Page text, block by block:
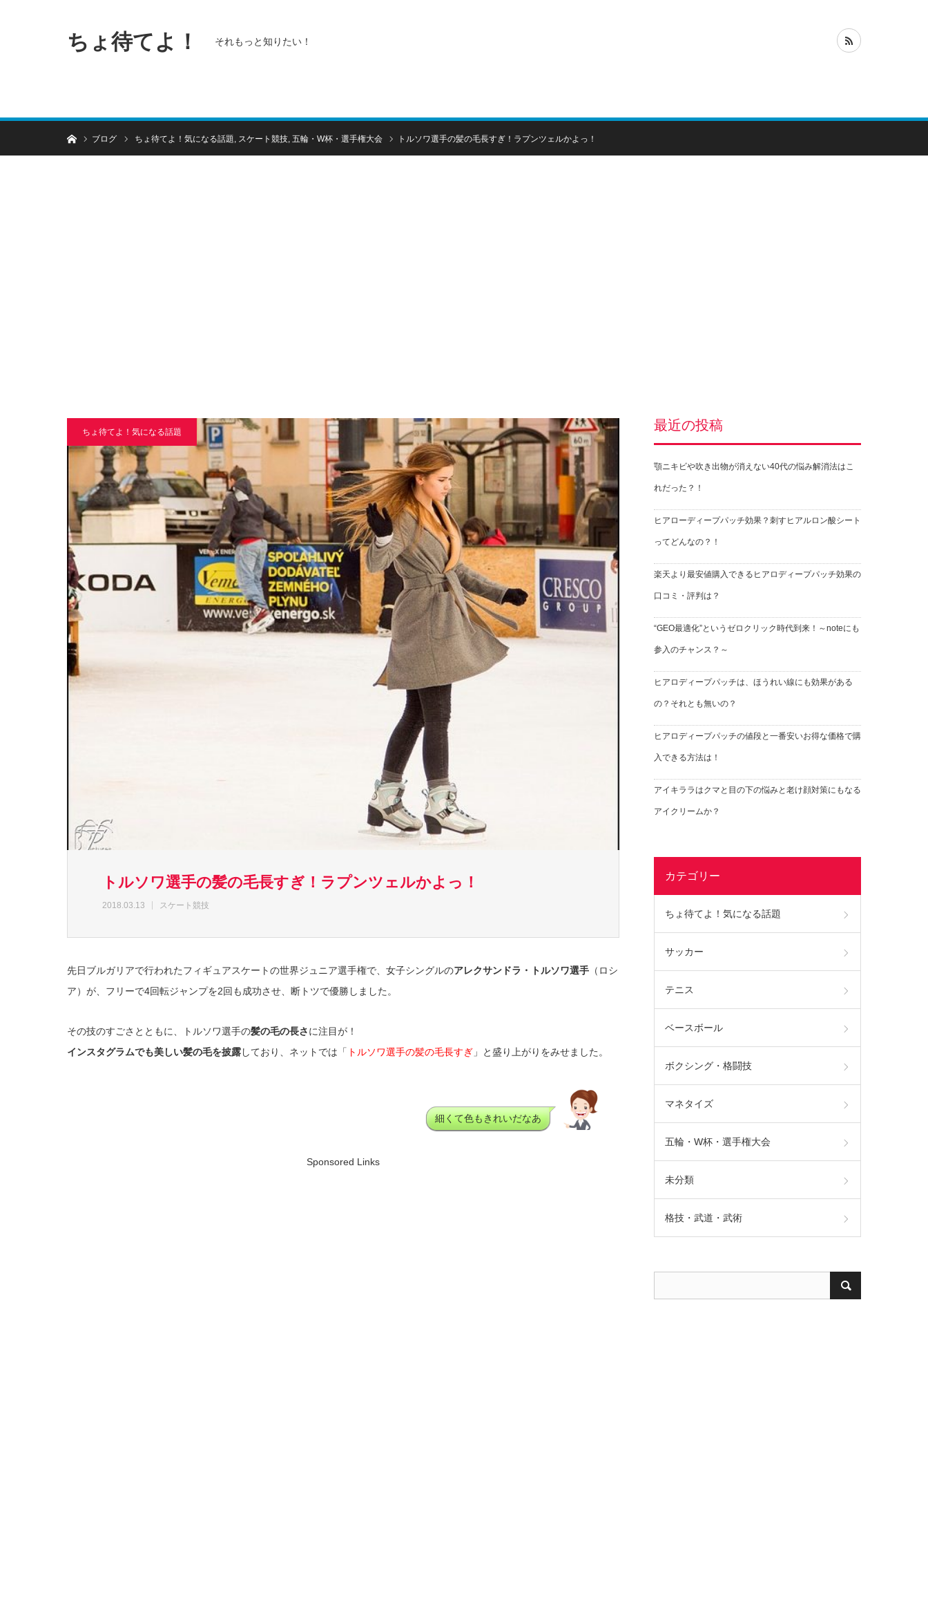
ちょ待てよ！ それもっと知りたい！
ホームブログ ちょ待てよ！気になる話題, スケート競技, 五輪・W杯・選手権大会 トルソワ選手の髪の毛長すぎ！ラプンツェルかよっ！
ちょ待てよ！気になる話題
トルソワ選手の髪の毛長すぎ！ラプンツェルかよっ！
2018.03.13 スケート競技
先日ブルガリアで行われたフィギュアスケートの世界ジュニア選手権で、女子シングルのアレクサンドラ・トルソワ選手 （ロシ
ア）が、フリーで4回転ジャンプを2回も成功させ、断トツで優勝しました。
その技のすごさとともに、トルソワ選手の髪の毛の長さに注目が！
インスタグラムでも美しい髪の毛を披露しており、ネットでは「 トルソワ選手の髪の毛長すぎ 」と盛り上がりをみせました。
細くて色もきれいだなあ
Sponsored Links
最近の投稿
顎ニキビや吹き出物が消えない40代の悩み解消法はこ
れだった？！
ヒアローディープパッチ効果？刺すヒアルロン酸シート
ってどんなの？！
楽天より最安値購入できるヒアロディープパッチ効果の
口コミ・評判は？
“GEO最適化”というゼロクリック時代到来！～noteにも
参入のチャンス？～
ヒアロディープパッチは、ほうれい線にも効果がある
の？それとも無いの？
ヒアロディープパッチの値段と一番安いお得な価格で購
入できる方法は！
アイキララはクマと目の下の悩みと老け顔対策にもなる
アイクリームか？
カテゴリー
ちょ待てよ！気になる話題
サッカー
テニス
ベースボール
ボクシング・格闘技
マネタイズ
五輪・W杯・選手権大会
未分類
格技・武道・武術